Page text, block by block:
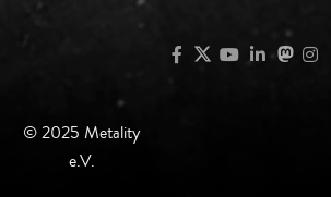
© 2025 Metality
e.V.